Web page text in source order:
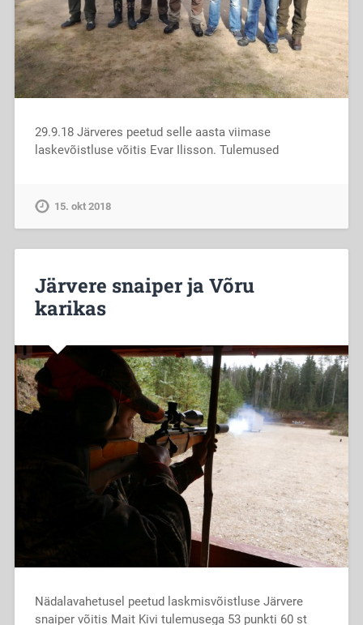
29.9.18 Järveres peetud selle aasta viimase
laskevõistluse võitis Evar Ilisson. Tulemused
15. okt 2018
Järvere snaiper ja Võru
karikas
Nädalavahetusel peetud laskmisvõistluse Järvere
snaiper võitis Mait Kivi tulemusega 53 punkti 60 st